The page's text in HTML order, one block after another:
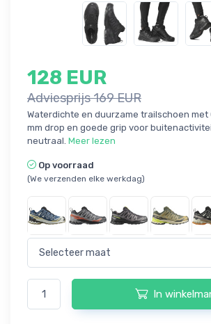
128 EUR
Adviesprijs 169 EUR
Waterdichte en duurzame trailschoen met
mm drop en goede grip voor
neutraal. Meer lezen
Op voorraad
(We verzenden elke werkdag)
In